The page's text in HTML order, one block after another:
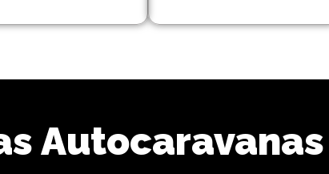
Autocaravanas